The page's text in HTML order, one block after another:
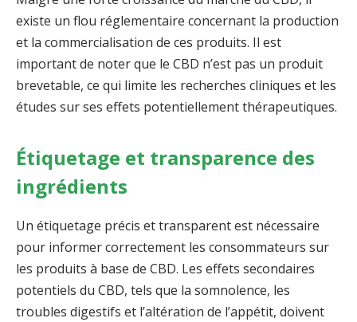
existe un flou réglementaire concernant la production
et la commercialisation de ces produits. Il est
important de noter que le CBD n’est pas un produit
brevetable, ce qui limite les recherches cliniques et les
études sur ses effets potentiellement thérapeutiques.
Étiquetage et transparence des
ingrédients
Un étiquetage précis et transparent est nécessaire
pour informer correctement les consommateurs sur
les produits à base de CBD. Les effets secondaires
potentiels du CBD, tels que la somnolence, les
troubles digestifs et l’altération de l’appétit, doivent